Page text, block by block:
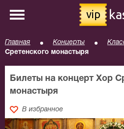
vip
Главная Концерты
Сретенского монастыря
Билеты на концерт Хор
монастыря
В избранное